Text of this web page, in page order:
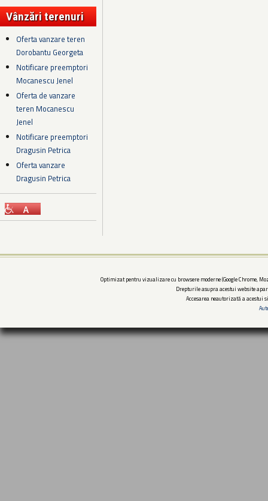
Vânzări terenuri
Oferta vanzare teren
Dorobantu Georgeta
Notificare preemptori
Mocanescu Jenel
Oferta de vanzare
teren Mocanescu
Jenel
Notificare preemptori
Dragusin Petrica
Oferta vanzare
Dragusin Petrica
Optimizat pentru vizualizare cu browsere moderne (Google Chrome,
Drepturile asupra acestui website
Accesarea neautorizată a acestui